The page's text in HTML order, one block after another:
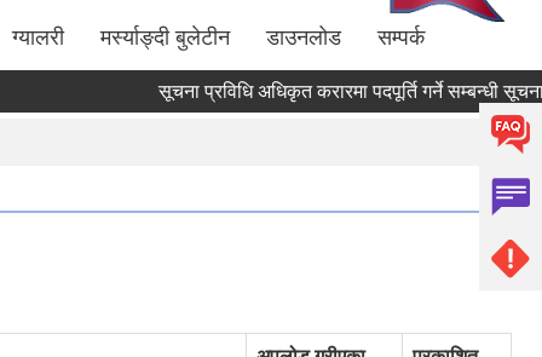
ग्यालरी मर्स्याङ्दी बुलेटीन डाउनलोड सम्पर्क
सूचना प्रविधि अधिकृत करारमा पदपूर्ति गर्ने सम्बन्धी सूचना !!